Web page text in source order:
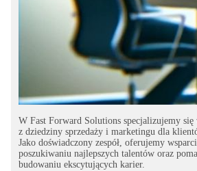
W Fast Forward Solutions specjalizujemy
z dziedziny sprzedaży i marketingu dla
Jako doświadczony zespół, oferujemy
poszukiwaniu najlepszych talentów oraz
budowaniu ekscytujących karier.